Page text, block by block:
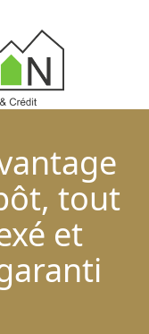
tout
et